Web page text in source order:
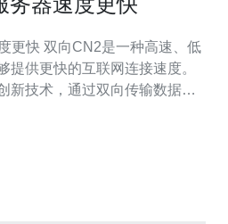
高速、低
提供更快的互联网连接速度。
新技术，通过双向传输数据，
先进的网络基础设施和高速互